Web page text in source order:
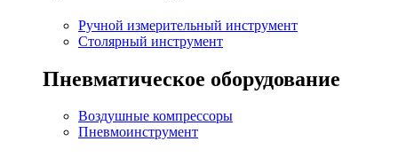
Ручной измерительный инструмент
Столярный инструмент
Пневматическое оборудование
Воздушные компрессоры
Пневмоинструмент